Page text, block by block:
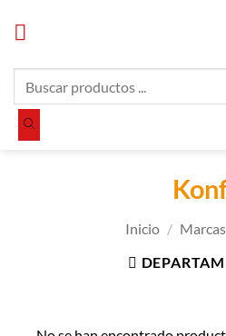
productos
Inicio / Marcas